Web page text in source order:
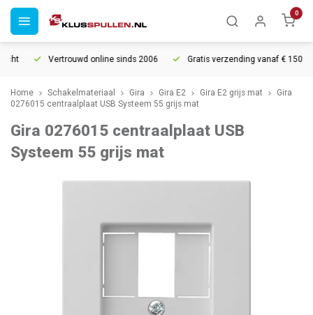
0
Vertrouwd online sinds 2006 Gratis verzending vanaf € 150
Home Schakelmateriaal Gira Gira E2 Gira E2 grijs mat
Gira
0276015 centraalplaat USB Systeem 55 grijs mat
Gira 0276015 centraalplaat USB
Systeem 55 grijs mat